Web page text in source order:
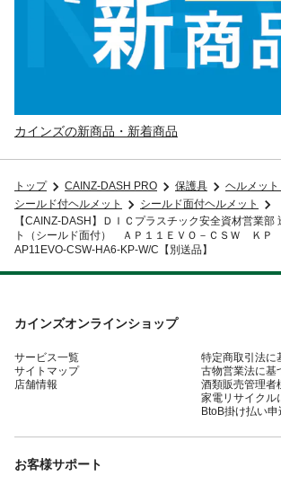
カインズの新商品・新着商品
トップ CAINZ-DASH PRO 保護具
ヘルメッ
シールド付ヘルメット
シールド面付ヘルメット
【CAINZ-DASH】ＤＩＣプラスチック安全資材営業部
ト（シールド面付） ＡＰ１１ＥＶＯ－ＣＳＷ ＫＰ
AP11EVO-CSW-HA6-KP-W/C【別送品】
カインズオンラインショップ
サービス一覧
サイトマップ
店舗情報
特定商取引法に
古物営業法に基
酒類販売管理者
家電リサイクル
BtoB掛け払い申
お客様サポート